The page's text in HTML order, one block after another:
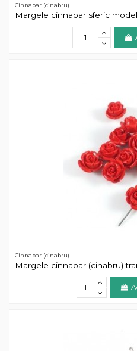
Cinnabar (cinabru)
Margele cinnabar sferic
Cinnabar (cinabru)
Margele cinnabar (cinabru)